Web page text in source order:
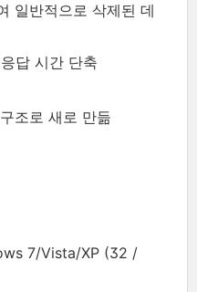
일반적으로 삭제된 데
답 시간 단축
조로 새로 만듦
7/Vista/XP (32 /